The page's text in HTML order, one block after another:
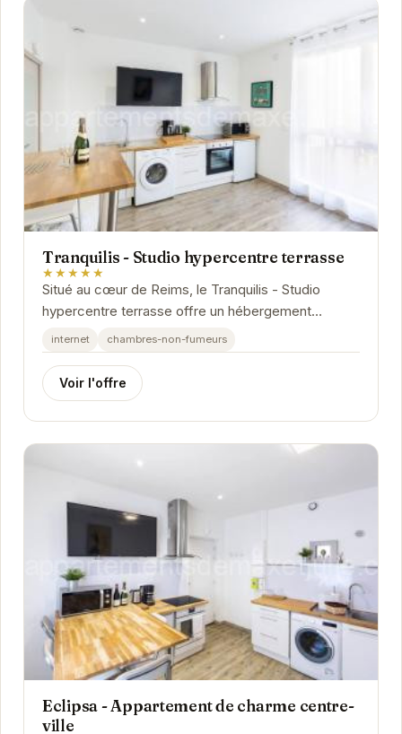
Tranquilis - Studio hypercentre terrasse
★★★★★
Situé au cœur de Reims, le Tranquilis - Studio
hypercentre terrasse offre un hébergement
confortable et élégant. Avec sa terrasse privée,
vous...
internet chambres-non-fumeurs
Voir l'offre
Eclipsa - Appartement de charme centre-
ville